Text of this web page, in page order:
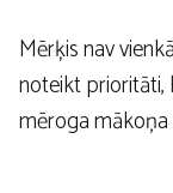
Mērķis nav
noteikt prioritāti,
mēroga mākoņa